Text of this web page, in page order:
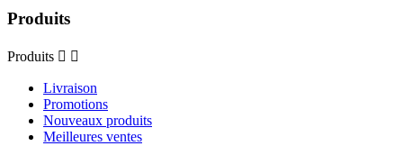
Produits
Produits  
Livraison
Promotions
Nouveaux produits
Meilleures ventes